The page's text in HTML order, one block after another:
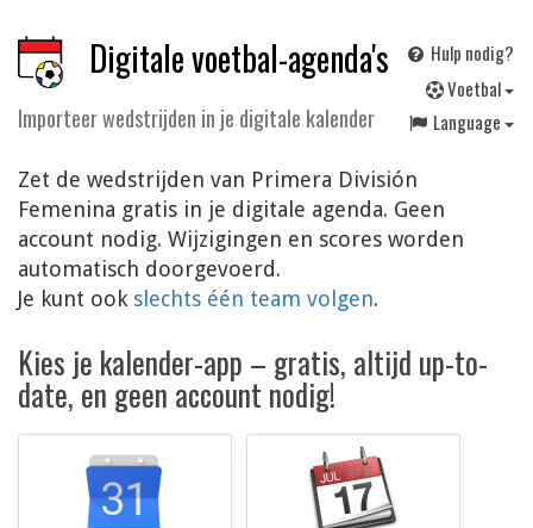
Digitale voetbal-agenda's
Importeer wedstrijden in je digitale kalender
Hulp nodig?
Voetbal
Language
Zet de wedstrijden van Primera División
Femenina gratis in je digitale agenda. Geen
account nodig. Wijzigingen en scores worden
automatisch doorgevoerd.
Je kunt ook slechts één team volgen.
Kies je kalender-app – gratis, altijd up-to-
date, en geen account nodig!